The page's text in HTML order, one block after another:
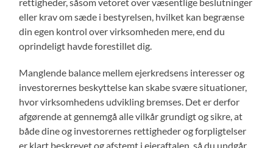
eller krav om sæde i bestyrelsen, hvilket kan begrænse
din egen kontrol over virksomheden mere, end du
oprindeligt havde forestillet dig.
Manglende balance mellem ejerkredsens interesser og
investorernes beskyttelse kan skabe svære situationer,
hvor virksomhedens udvikling bremses. Det er derfor
afgørende at gennemgå alle vilkår grundigt og sikre, at
både dine og investorernes rettigheder og forpligtelser
er klart beskrevet og afstemt i ejeraftalen, så du undgår